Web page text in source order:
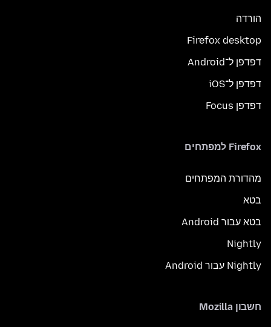
הורדה
Firefox desktop
דפדפן ל־Android
דפדפן ל־iOS
דפדפן Focus
Firefox למפתחים
מהדורת המפתחים
בטא
בטא עבור Android
Nightly
Nightly עבור Android
חשבון Mozilla